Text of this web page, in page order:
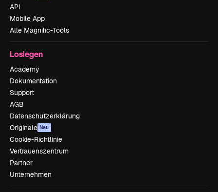
API
Mobile App
Alle Magnific-Tools
Loslegen
Academy
Dokumentation
Support
AGB
Datenschutzerklärung
Originale Neu
Cookie-Richtlinie
Vertrauenszentrum
Partner
Unternehmen